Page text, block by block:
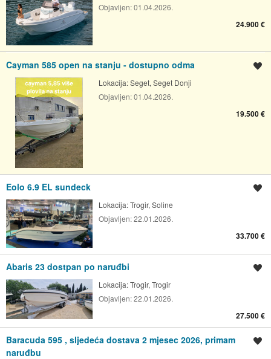
Objavljen:01.04.2026.
24.900 €
Cayman 585 open na stanju - dostupno odma
Lokacija:Seget, Seget Donji
Objavljen:01.04.2026.
19.500 €
Eolo 6.9 EL sundeck
Lokacija:Trogir, Soline
Objavljen:22.01.2026.
33.700 €
Abaris 23 dostpan po naruđbi
Lokacija:Trogir, Trogir
Objavljen:22.01.2026.
27.500 €
Baracuda 595 , sljedeća dostava 2 mjesec 2026, primam
naruđbu